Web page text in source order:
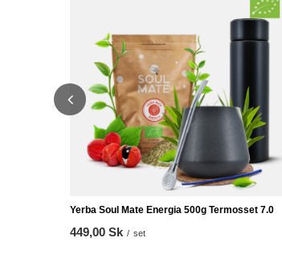
Yerba Soul Mate Energia 500g Termosset 7.0
449,00 Sk / set